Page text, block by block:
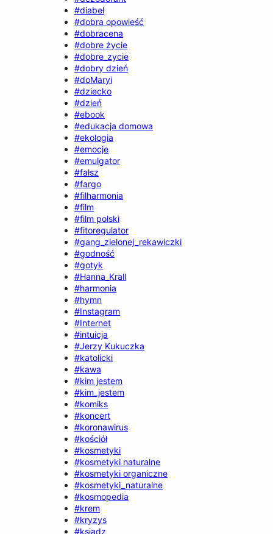
#diabeł
#dobra opowieść
#dobracena
#dobre życie
#dobre_zycie
#dobry dzień
#doMaryi
#dziecko
#dzień
#ebook
#edukacja domowa
#ekologia
#emocje
#emulgator
#fałsz
#fargo
#filharmonia
#film
#film polski
#fitoregulator
#gang_zielonej_rekawiczki
#godność
#gotyk
#Hanna_Krall
#harmonia
#hymn
#Instagram
#Internet
#intuicja
#Jerzy Kukuczka
#katolicki
#kawa
#kim jestem
#kim_jestem
#komiks
#koncert
#koronawirus
#kościół
#kosmetyki
#kosmetyki naturalne
#kosmetyki organiczne
#kosmetyki_naturalne
#kosmopedia
#krem
#kryzys
#ksiądz